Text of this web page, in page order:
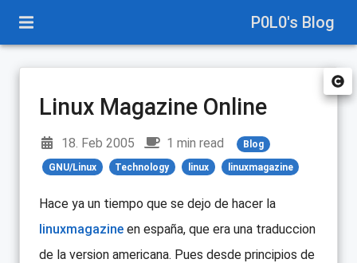
P0L0's Blog
Linux Magazine Online
18. Feb 2005 1 min read Blog
GNU/Linux Technology linux linuxmagazine
Hace ya un tiempo que se dejo de hacer la
linuxmagazine en españa, que era una traduccion
de la version americana. Pues desde principios de